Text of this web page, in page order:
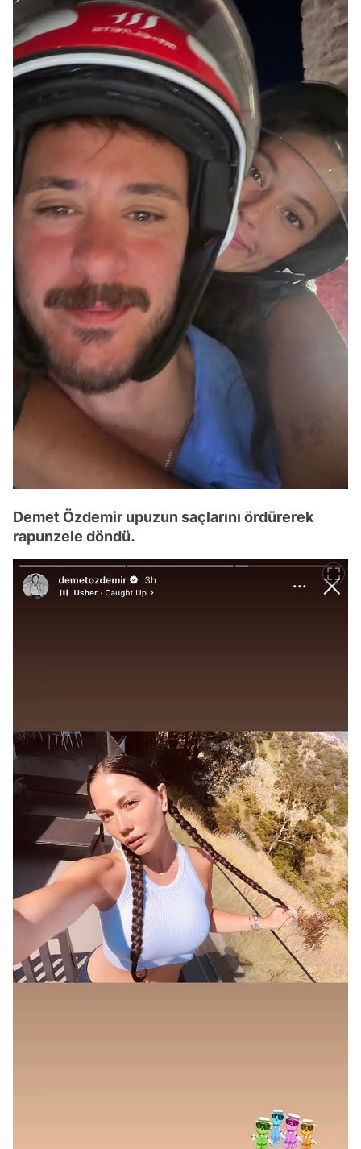
Demet Özdemir upuzun saçlarını ördürerek
rapunzele döndü.